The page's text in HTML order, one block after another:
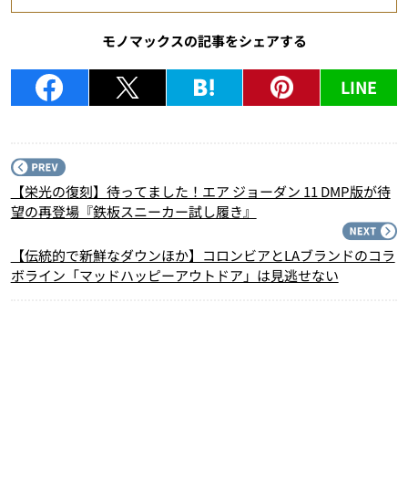
モノマックスの記事をシェアする
LINE
【栄光の復刻】待ってました！エア ジョーダン 11 DMP版が待
望の再登場『鉄板スニーカー試し履き』
【伝統的で新鮮なダウンほか】コロンビアとLAブランドのコラ
ボライン「マッドハッピーアウトドア」は見逃せない